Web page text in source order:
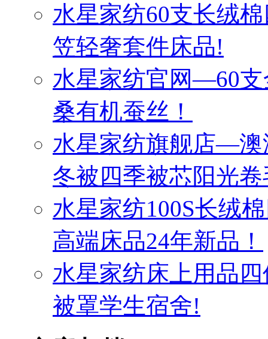
水星家纺60支长绒
笠轻奢套件床品!
水星家纺官网—60
桑有机蚕丝！
水星家纺旗舰店—澳
冬被四季被芯阳光
水星家纺100S长绒
高端床品24年新品！
水星家纺床上用品
被罩学生宿舍!